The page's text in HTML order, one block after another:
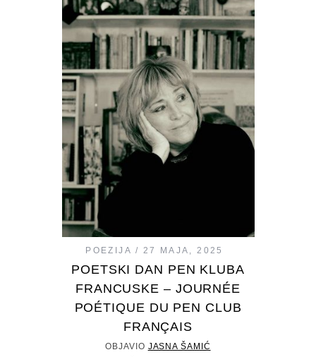
POEZIJA 27 MAJA, 2025
POETSKI DAN PEN KLUBA
FRANCUSKE – JOURNÉE
POÉTIQUE DU PEN CLUB
FRANÇAIS
OBJAVIO JASNA ŠAMIĆ